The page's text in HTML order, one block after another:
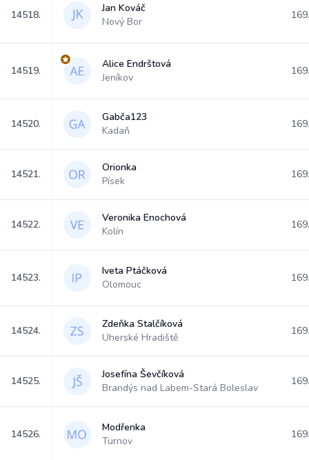
14518.
Jan Kováč
Nový Bor
14519.
Alice Endrštová
Jeníkov
14520.
Gabča123
Kadaň
14521.
Orionka
Písek
14522.
Veronika Enochová
Kolín
14523.
Iveta Ptáčková
Olomouc
14524.
Zdeňka Stalčíková
Uherské Hradiště
14525.
Josefína Ševčíková
Brandýs nad Labem-Stará Boleslav
14526.
Modřenka
Turnov